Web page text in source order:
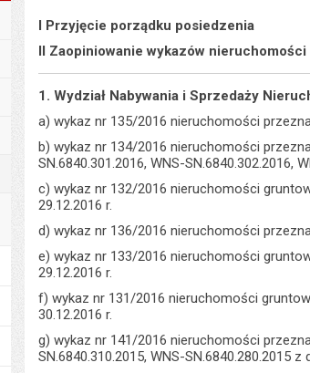
I Przyjęcie porządku posiedzenia
II Zaopiniowanie wykazów
1. Wydział Nabywania i Sprzedaży
a) wykaz nr 135/2016 nieruchomości
b) wykaz nr 134/2016 nieruchomości
SN.6840.301.2016, WNS-SN.6840.302.2016,
c) wykaz nr 132/2016 nieruchomości
29.12.2016 r.
d) wykaz nr 136/2016 nieruchomości
e) wykaz nr 133/2016 nieruchomości
29.12.2016 r.
f) wykaz nr 131/2016 nieruchomości
30.12.2016 r.
g) wykaz nr 141/2016 nieruchomości
SN.6840.310.2015, WNS-SN.6840.280.2015 z